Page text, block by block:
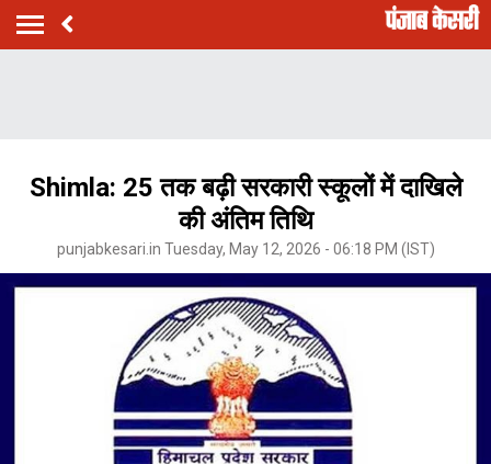
Shimla: 25 तक बढ़ी सरकारी स्कूलों में दाखिले
की अंतिम तिथि
punjabkesari.in Tuesday, May 12, 2026 - 06:18 PM (IST)